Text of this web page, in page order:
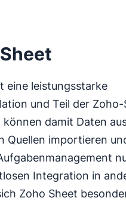
eine leistungsstarke
und Teil der Zoho-
damit Daten
Quellen importieren
Integration in
Zoho Sheet